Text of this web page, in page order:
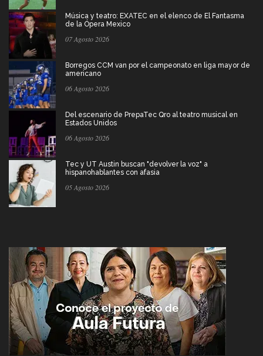
Música y teatro: EXATEC en el elenco de El Fantasma
de la Ópera Mexico
07 Agosto 2026
Borregos CCM van por el campeonato en liga mayor de
americano
06 Agosto 2026
Del escenario de PrepaTec Qro al teatro musical en
Estados Unidos
06 Agosto 2026
Tec y UT Austin buscan "devolver la voz" a
hispanohablantes con afasia
05 Agosto 2026